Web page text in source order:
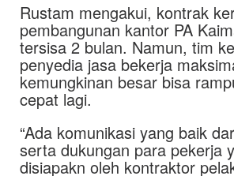
Rustam mengakui, kontrak
pembangunan kantor PA
tersisa 2 bulan. Namun, tim
penyedia jasa bekerja
kemungkinan besar bisa
cepat lagi.
“Ada komunikasi yang baik
serta dukungan para pekerja
disiapakn oleh kontraktor